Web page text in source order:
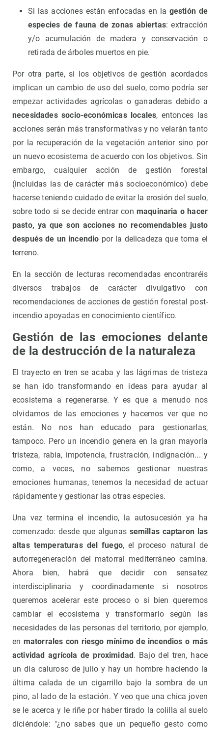
Si las acciones están enfocadas en la gestión de
especies de fauna de zonas abiertas: extracción
y/o acumulación de madera y conservación o
retirada de árboles muertos en pie.
Por otra parte, si los objetivos de gestión acordados
implican un cambio de uso del suelo, como podría ser
empezar actividades agrícolas o ganaderas debido a
necesidades socio-económicas locales, entonces las
acciones serán más transformativas y no velarán tanto
por la recuperación de la vegetación anterior sino por
un nuevo ecosistema de acuerdo con los objetivos. Sin
embargo, cualquier acción de gestión forestal
(incluidas las de carácter más socioeconómico) debe
hacerse teniendo cuidado de evitar la erosión del suelo,
sobre todo si se decide entrar con maquinaria o hacer
pasto, ya que son acciones no recomendables justo
después de un incendio por la delicadeza que toma el
terreno.
En la sección de lecturas recomendadas encontraréis
diversos trabajos de carácter divulgativo con
recomendaciones de acciones de gestión forestal post-
incendio apoyadas en conocimiento científico.
Gestión de las emociones delante
de la destrucción de la naturaleza
El trayecto en tren se acaba y las lágrimas de tristeza
se han ido transformando en ideas para ayudar al
ecosistema a regenerarse. Y es que a menudo nos
olvidamos de las emociones y hacemos ver que no
están. No nos han educado para gestionarlas,
tampoco. Pero un incendio genera en la gran mayoría
tristeza, rabia, impotencia, frustración, indignación... y
como, a veces, no sabemos gestionar nuestras
emociones humanas, tenemos la necesidad de actuar
rápidamente y gestionar las otras especies.
Una vez termina el incendio, la autosucesión ya ha
comenzado: desde que algunas semillas captaron las
altas temperaturas del fuego, el proceso natural de
autorregeneración del matorral mediterráneo camina.
Ahora bien, habrá que decidir con sensatez
interdisciplinaria y coordinadamente si nosotros
queremos acelerar este proceso o si bien queremos
cambiar el ecosistema y transformarlo según las
necesidades de las personas del territorio, por ejemplo,
en matorrales con riesgo mínimo de incendios o más
actividad agrícola de proximidad. Bajo del tren, hace
un día caluroso de julio y hay un hombre haciendo la
última calada de un cigarrillo bajo la sombra de un
pino, al lado de la estación. Y veo que una chica joven
se le acerca y le riñe por haber tirado la colilla al suelo
diciéndole: "¿no sabes que un pequeño gesto como